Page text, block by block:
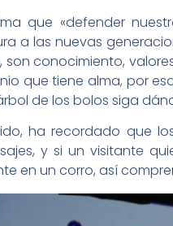
que «defender
a las nuevas
conocimiento,
que tiene alma, por
de los bolos siga
ha recordado que
y si un visitante
en un corro, así